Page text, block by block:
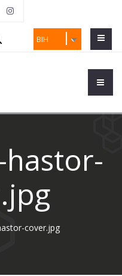
BIH
cover.jpg